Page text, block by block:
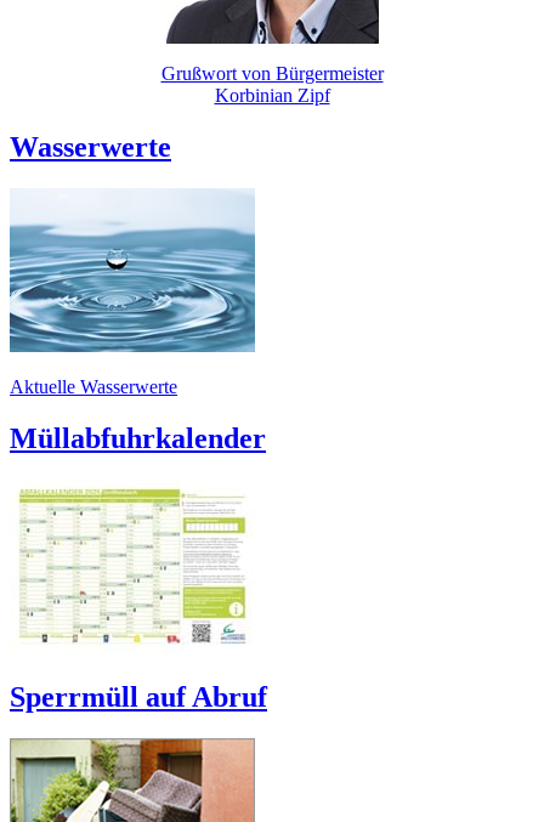
Grußwort von Bürgermeister
Korbinian Zipf
Wasserwerte
Aktuelle Wasserwerte
Müllabfuhrkalender
Sperrmüll auf Abruf